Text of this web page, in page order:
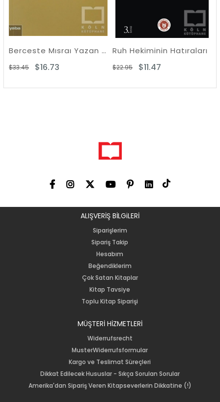
Berceste Mısraı Yazan Komünist - Enver Gökçe
$16.73
Ruh Hekiminin Hatıraları
$11.47
$22.95
ALIŞVERİŞ BİLGiLERİ
Siparişlerim
Sipariş Takip
Hesabım
Beğendiklerim
Çok Satan Kitaplar
Kitap Tavsiye
Toplu Kitap Siparişi
MÜŞTERİ HİZMETLERİ
Widerrufsrecht
MusterWiderrufsformular
Kargo ve Teslimat Süreçleri
Dikkat Edilecek Hususlar - Sıkça Sorulan Sorular
Amerika'dan Sipariş Veren Kitapseverlerin Dikkatine (!)